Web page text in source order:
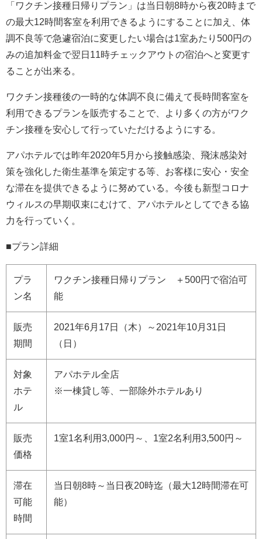
「ワクチン接種日帰りプラン」は当日朝8時から夜20時まで
の最大12時間客室を利用できるようにすることに加え、体
調不良等で急遽宿泊に変更したい場合は1室あたり500円の
みの追加料金で翌日11時チェックアウトの宿泊へと変更す
ることが出来る。
ワクチン接種後の一時的な体調不良に備えて長時間客室を
利用できるプランを販売することで、より多くの方がワク
チン接種を安心して行っていただけるようにする。
アパホテルでは昨年2020年5月から接触感染、飛沫感染対
策を強化した衛生基準を策定する等、お客様に安心・安全
な滞在を提供できるように努めている。今後も新型コロナ
ウィルスの早期収束にむけて、アパホテルとしてできる協
力を行っていく。
■プラン詳細
プラ
ン名
ワクチン接種日帰りプラン ＋500円で宿泊可
能
販売
期間
2021年6月17日（木）～2021年10月31日
（日）
対象
ホテ
ル
アパホテル全店
※一棟貸し等、一部除外ホテルあり
販売
価格
1室1名利用3,000円～、1室2名利用3,500円～
滞在
可能
時間
当日朝8時～当日夜20時迄（最大12時間滞在可
能）